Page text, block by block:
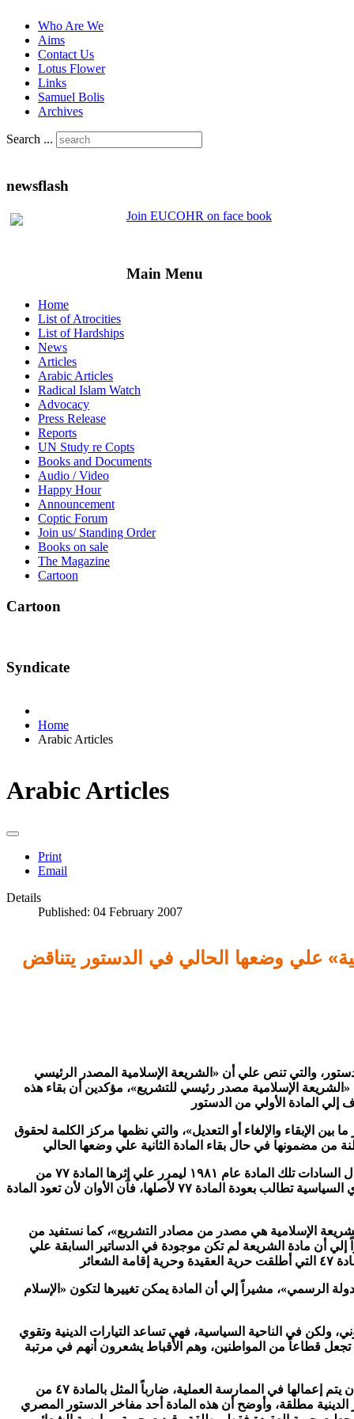
Who Are We
Aims
Contact Us
Lotus Flower
Links
Samuel Bolis
Archives
Search ...
newsflash
Join EUCOHR on face book
Main Menu
Home
List of Atrocities
List of Hardships
News
Articles
Arabic Articles
Radical Islam Watch
Advocacy
Press Release
Reports
UN Study re Copts
Books and Documents
Audio / Video
Happy Hour
Announcement
Coptic Forum
Join us/ Standing Order
Books on sale
The Magazine
Cartoon
Cartoon
Syndicate
Home
Arabic Articles
Arabic Articles
Print
Email
Details
Published: 04 February 2007
علي وضعها الحالي في الدستور يتناقض
والتي تنص علي أن «الشريعة الإسلامية المصدر الرئيسي
ما كانت عليه قبل تعديلها عام ١٩٨٠، لتصبح «الشريعة الإسلامية مصدر رئيسي للتشريع»، مؤكدين أن بقاء هذه
بين الإبقاء والإلغاء أو التعديل»، والتي نظمها مركز الكلمة لحقوق
وقال نجاد البرعي رئيس جمعية تنمية الديمقراطية: لقد عدل السادات تلك المادة عام ١٩٨١ ليمرر علي إثرها المادة ٧٧ من
الدستور التي تفتح له مدد البقاء في الحكم، وإذا كانت القوي السياسية تطالب بعودة المادة ٧٧ لأصلها، فآن الأوان لأن تعود المادة
الإسلامية هي مصدر من مصادر التشريع»، كما نستفيد من
إلي أن مادة الشريعة لم تكن موجودة في الدساتير السابقة علي
الرسمي»، مشيراً إلي أن المادة يمكن تغييرها لتكون «الإسلام
ولكن في الناحية السياسية، فهي تساعد التيارات الدينية وتقوي
تجعل قطاعاً من المواطنين، وهم الأقباط يشعرون أنهم في مرتبة
وأوضح البرعي أن المهم في النص علي مبدأ المواطنة هو أن يتم إعمالها في الممارسة العملية، ضارباً المثل بالمادة ٤٧ من
مطلقة، وأوضح أن هذه المادة أحد مفاخر الدستور المصري